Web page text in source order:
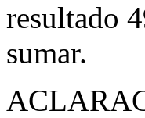
resultado
sumar.